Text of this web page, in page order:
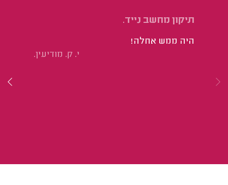
תיקון מחשב נייד.
היה ממש אחלה!
י. ק. מודיעין.